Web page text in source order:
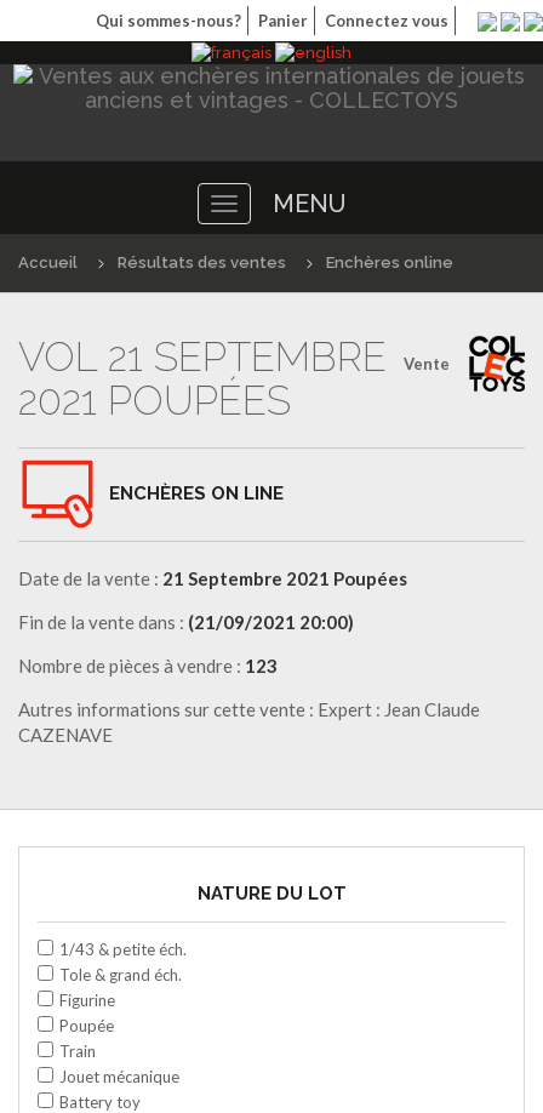
Qui sommes-nous? Panier Connectez vous
Toggle
navigation
MENU
Accueil Résultats des ventes Enchères online
Vente
VOL 21 SEPTEMBRE
2021 POUPÉES
ENCHÈRES ON LINE
Date de la vente : 21 Septembre 2021 Poupées
Fin de la vente dans : (21/09/2021 20:00)
Nombre de pièces à vendre : 123
Autres informations sur cette vente : Expert : Jean Claude
CAZENAVE
NATURE DU LOT
1/43 & petite éch.
Tole & grand éch.
Figurine
Poupée
Train
Jouet mécanique
Battery toy